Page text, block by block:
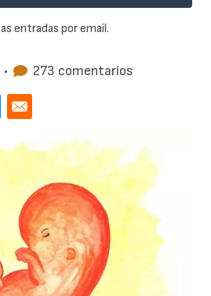
• 273 comentarios
entradas por email.